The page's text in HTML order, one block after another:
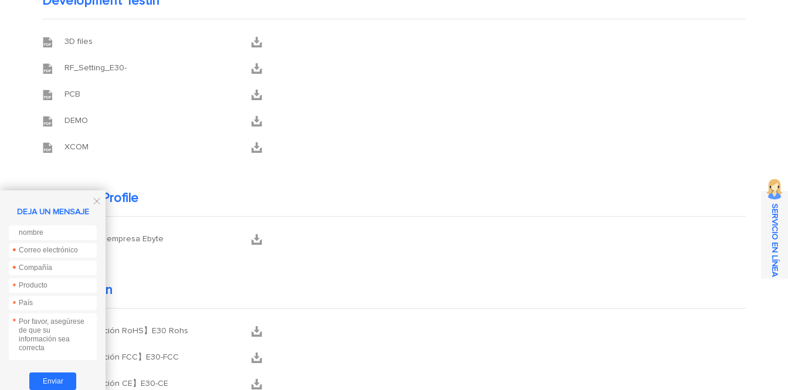
 3D files 
 RF_Setting_E30- 
 PCB 
 DEMO 
 XCOM 
Company Profile
Perfil de la empresa Ebyte 
Certification
 【Certificación RoHS】E30 Rohs 
【Certificación FCC】E30-FCC 
 【Certificación CE】E30-CE 

DEJA UN MENSAJE
*
*
*
*
*
*
*
SERVICIO EN LÍNEA